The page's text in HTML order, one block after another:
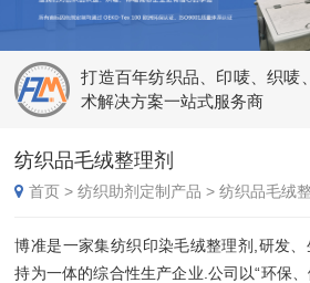
打造百年纺织品、印唛、织唛
术解决方案一站式服务商
纺织品毛绒整理剂
首页 >纺织助剂定制产品 >纺织品毛绒
博准是一家集纺织印染毛绒整理剂,研发
持为一体的综合性生产企业.公司以“环保